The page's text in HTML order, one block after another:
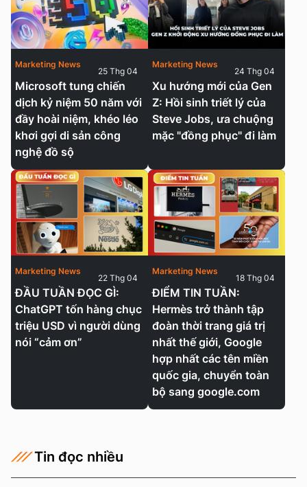
Microsoft tung chiến
dịch kỷ niệm 50 năm với
đầy hoài niệm, khéo léo
khơi gợi di sản công
nghệ đồ sộ
Marketing News
25 Thg 04
Xu hướng mới của Gen
Z: Hồi sinh triết lý của
Steve Jobs, ưa chuộng
mặc "đồng phục" đi làm
Marketing News
24 Thg 04
ĐẦU TUẦN ĐỌC GÌ:
ChatGPT tốn hàng chục
triệu USD vì người dùng
nói “cảm ơn”
Marketing News
22 Thg 04
ĐIỂM TIN TUẦN:
Hermès trở thành tập
đoàn thời trang giá trị
nhất thế giới, Google
hợp nhất các tên miền
quốc gia, chuyển toàn
bộ sang google.com
Marketing News
18 Thg 04
Tin đọc nhiều